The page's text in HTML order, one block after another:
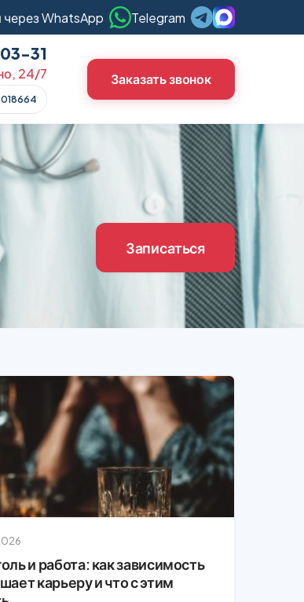
через WhatsApp Telegram
31
24/7 Заказать звонок
Записаться
и работа: как зависимость
карьеру и что с этим